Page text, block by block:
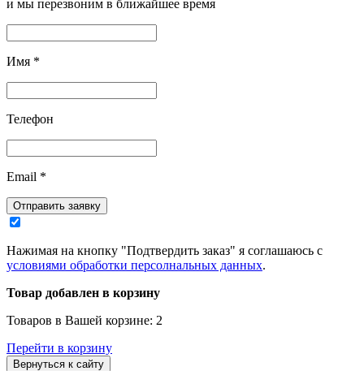
и мы перезвоним в ближайшее время
Имя *
Телефон
Email *
Отправить заявку
Нажимая на кнопку "Подтвердить заказ" я соглашаюсь с
условиями обработки персолнальных данных.
Товар добавлен в корзину
Товаров в Вашей корзине: 2
Перейти в корзину
Вернуться к сайту